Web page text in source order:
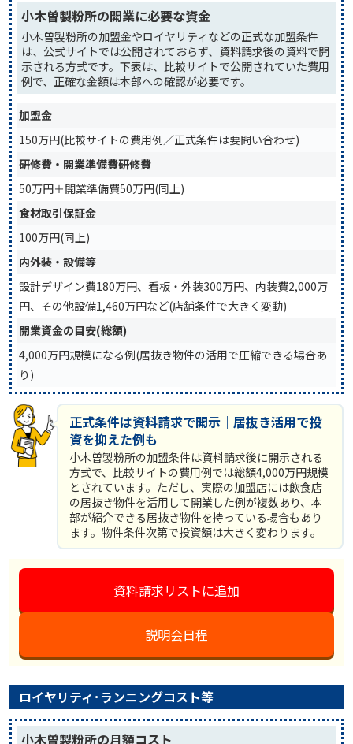
小木曽製粉所の開業に必要な資金
小木曽製粉所の加盟金やロイヤリティなどの正式な加盟条件
は、公式サイトでは公開されておらず、資料請求後の資料で開
示される方式です。下表は、比較サイトで公開されていた費用
例で、正確な金額は本部への確認が必要です。
加盟金
150万円(比較サイトの費用例／正式条件は要問い合わせ)
研修費・開業準備費研修費
50万円＋開業準備費50万円(同上)
食材取引保証金
100万円(同上)
内外装・設備等
設計デザイン費180万円、看板・外装300万円、内装費2,000万
円、その他設備1,460万円など(店舗条件で大きく変動)
開業資金の目安(総額)
4,000万円規模になる例(居抜き物件の活用で圧縮できる場合あ
り)
正式条件は資料請求で開示｜居抜き活用で投
資を抑えた例も
小木曽製粉所の加盟条件は資料請求後に開示される
方式で、比較サイトの費用例では総額4,000万円規模
とされています。ただし、実際の加盟店には飲食店
の居抜き物件を活用して開業した例が複数あり、本
部が紹介できる居抜き物件を持っている場合もあり
ます。物件条件次第で投資額は大きく変わります。
資料請求リストに追加
説明会日程
ロイヤリティ･ランニングコスト等
小木曽製粉所の月額コスト